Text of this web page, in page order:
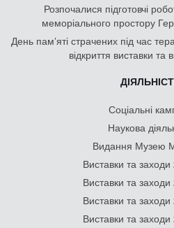
Розпочалися підготовчі
меморіального простору
День памʼяті страчених під час
відкриття виставки та
Соціальні
Наукова
Видання Музею
Виставки та
Виставки та
Виставки та
Виставки та